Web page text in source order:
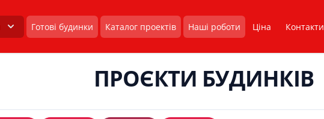
Готові будинки Каталог проектів Наші роботи Ціна Контакти
ПРОЄКТИ БУДИНКІВ